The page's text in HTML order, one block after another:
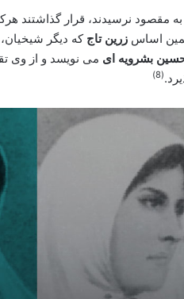
نرسیدند، قرار گذاشتند
اساس زرین تاج که دیگر
بشرویه ای می نویسد و از وی
(8)